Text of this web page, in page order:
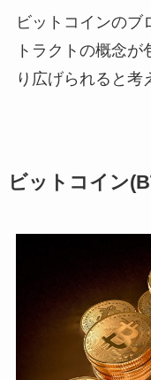
ビットコインのブ
トラクトの概念
り広げられると考
ビットコイン